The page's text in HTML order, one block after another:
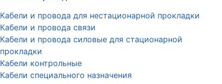
Кабели и провода для нестационарной прокладки
Кабели и провода связи
Кабели и провода силовые для стационарной
прокладки
Кабели контрольные
Кабели специального назначения